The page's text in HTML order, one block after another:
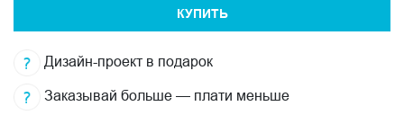
КУПИТЬ
Дизайн-проект в подарок
Заказывай больше — плати меньше